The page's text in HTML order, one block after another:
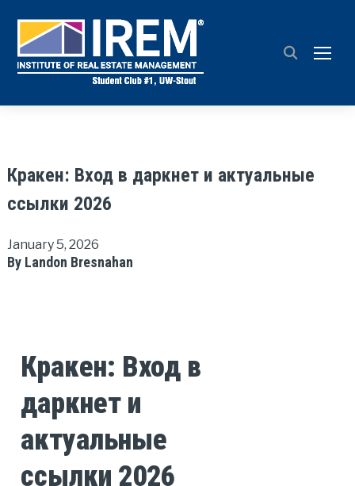
Кракен: Вход в даркнет и актуальные
ссылки 2026
January 5, 2026
By Landon Bresnahan
Кракен: Вход в
даркнет и
актуальные
ссылки 2026